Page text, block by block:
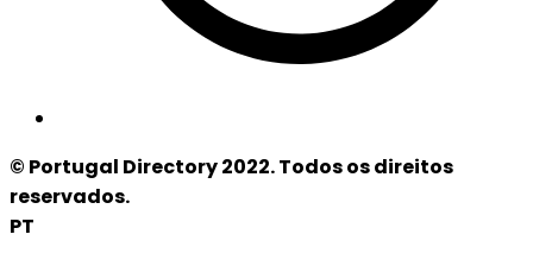
© Portugal Directory 2022. Todos os direitos
reservados.
PT